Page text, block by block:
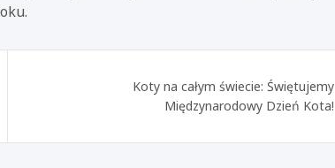
Koty na całym świecie: Świętujemy
Międzynarodowy Dzień Kota!